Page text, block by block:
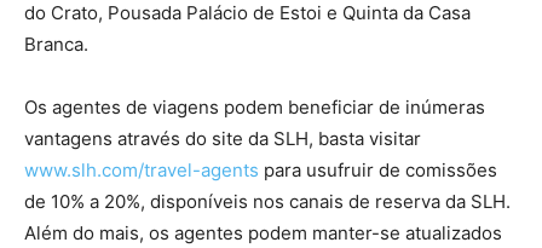
do Crato, Pousada Palácio de Estoi e Quinta da Casa
Branca.
Os agentes de viagens podem beneficiar de inúmeras
vantagens através do site da SLH, basta visitar
www.slh.com/travel-agents para usufruir de comissões
de 10% a 20%, disponíveis nos canais de reserva da SLH.
Além do mais, os agentes podem manter-se atualizados